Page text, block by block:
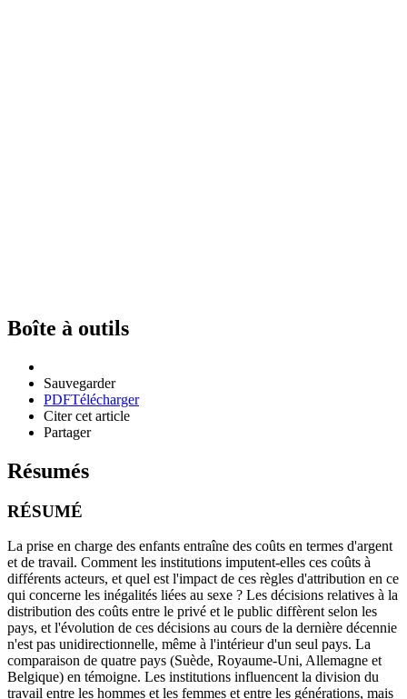
Boîte à outils
Sauvegarder
PDFTélécharger
Citer cet article
Partager
Résumés
RÉSUMÉ
La prise en charge des enfants entraîne des coûts en termes d'argent
et de travail. Comment les institutions imputent-elles ces coûts à
différents acteurs, et quel est l'impact de ces règles d'attribution en ce
qui concerne les inégalités liées au sexe ? Les décisions relatives à la
distribution des coûts entre le privé et le public diffèrent selon les
pays, et l'évolution de ces décisions au cours de la dernière décennie
n'est pas unidirectionnelle, même à l'intérieur d'un seul pays. La
comparaison de quatre pays (Suède, Royaume-Uni, Allemagne et
Belgique) en témoigne. Les institutions influencent la division du
travail entre les hommes et les femmes et entre les générations, mais